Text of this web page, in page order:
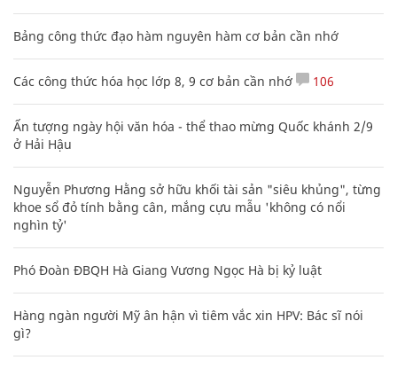
Bảng công thức đạo hàm nguyên hàm cơ bản cần nhớ
Các công thức hóa học lớp 8, 9 cơ bản cần nhớ 106
Ấn tượng ngày hội văn hóa - thể thao mừng Quốc khánh 2/9
ở Hải Hậu
Nguyễn Phương Hằng sở hữu khối tài sản "siêu khủng", từng
khoe sổ đỏ tính bằng cân, mắng cựu mẫu 'không có nổi
nghìn tỷ'
Phó Đoàn ĐBQH Hà Giang Vương Ngọc Hà bị kỷ luật
Hàng ngàn người Mỹ ân hận vì tiêm vắc xin HPV: Bác sĩ nói
gì?